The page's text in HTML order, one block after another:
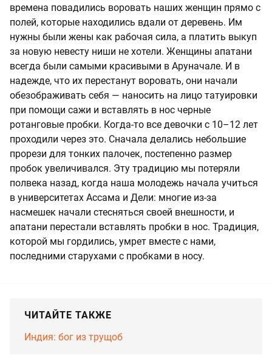
времена повадились воровать наших женщин прямо с
полей, которые находились вдали от деревень. Им
нужны были жены как рабочая сила, а платить выкуп
за новую невесту ниши не хотели. Женщины апатани
всегда были самыми красивыми в Аруначале. И в
надежде, что их перестанут воровать, они начали
обезображивать себя — наносить на лицо татуировки
при помощи сажи и вставлять в нос черные
ротанговые пробки. Когда-то все девочки с 10–12 лет
проходили через это. Сначала делались небольшие
прорези для тонких палочек, постепенно размер
пробок увеличивался. Эту традицию мы потеряли
полвека назад, когда наша молодежь начала учиться
в университетах Ассама и Дели: многие из-за
насмешек начали стесняться своей внешности, и
апатани перестали вставлять пробки в нос. Традиция,
которой мы гордились, умрет вместе с нами,
последними старухами с пробками в носу.
ЧИТАЙТЕ ТАКЖЕ
Индия: бог из трущоб